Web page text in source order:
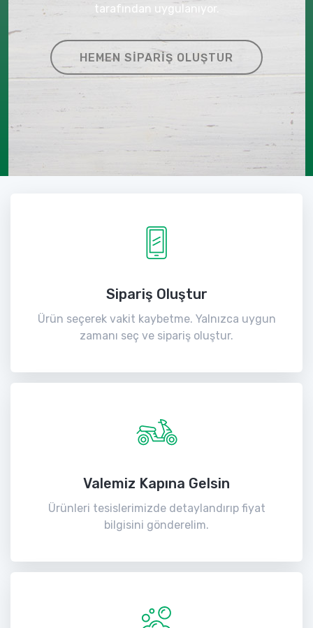
tarafından uygulanıyor.
HEMEN SIPARIŞ OLUŞTUR
Sipariş Oluştur
Ürün seçerek vakit kaybetme. Yalnızca uygun
zamanı seç ve sipariş oluştur.
Valemiz Kapına Gelsin
Ürünleri tesislerimizde detaylandırıp fiyat
bilgisini gönderelim.